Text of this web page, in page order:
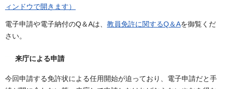
ィンドウで開きます）
電子申請や電子納付のQ＆Aは、 教員免許に関するQ＆Aを御覧くだ
さい。
来庁による申請
今回申請する免許状による任用開始が迫っており、電子申請だと手